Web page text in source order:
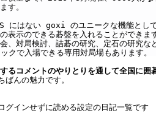
す。
はない goxi のユニークな機能として
表示のできる碁盤を入れることができま
、対局検討、詰碁の研究、定石の研究な
で入場できる専用対局場もあります。
るコメントのやりとりを通して全国に囲
んの魅力です。
インせずに読める設定の日記一覧です